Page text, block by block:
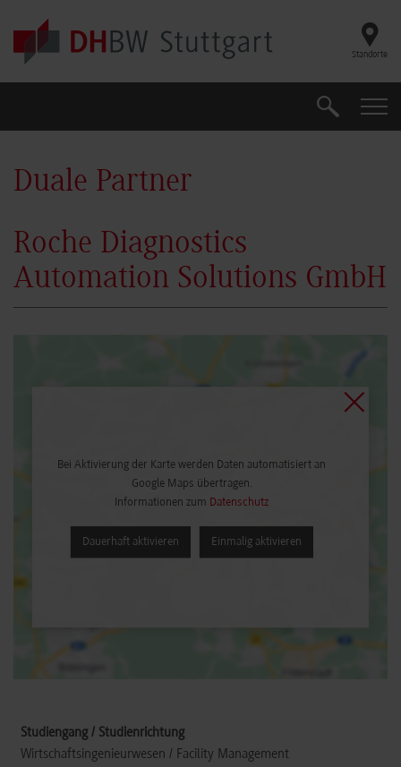
Skip to main content
Standorte
Suche
Duale Partner
Roche Diagnostics
Automation Solutions GmbH
Bei Aktivierung der Karte werden Daten automatisiert an
Google Maps übertragen.
Informationen zum Datenschutz
Dauerhaft aktivieren Einmalig aktivieren
Wirtschaftsingenieurwesen / Facility Management